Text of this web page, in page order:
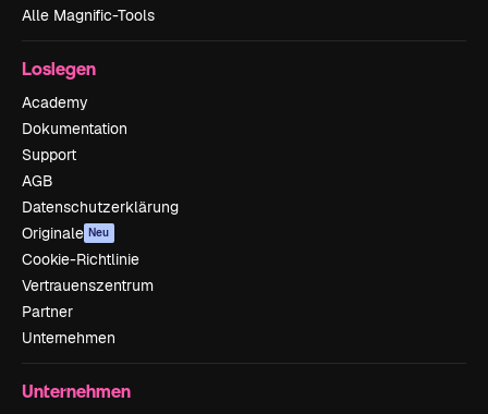
Alle Magnific-Tools
Loslegen
Academy
Dokumentation
Support
AGB
Datenschutzerklärung
Originale Neu
Cookie-Richtlinie
Vertrauenszentrum
Partner
Unternehmen
Unternehmen